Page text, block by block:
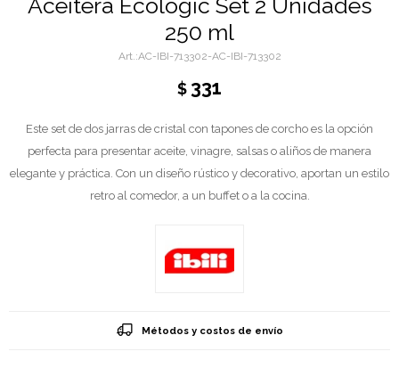
Aceitera Ecologic Set 2 Unidades
250 ml
AC-IBI-713302-AC-IBI-713302
$ 331
Este set de dos jarras de cristal con tapones de corcho es la opción
perfecta para presentar aceite, vinagre, salsas o aliños de manera
elegante y práctica. Con un diseño rústico y decorativo, aportan un estilo
retro al comedor, a un buffet o a la cocina.
Métodos y costos de envío